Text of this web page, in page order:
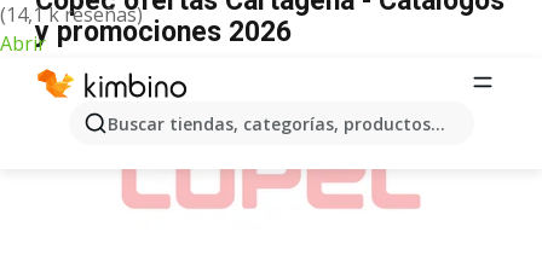
(14,1 k reseñas)
Abrir
Buscar tiendas, categorías, productos...
y promociones 2026